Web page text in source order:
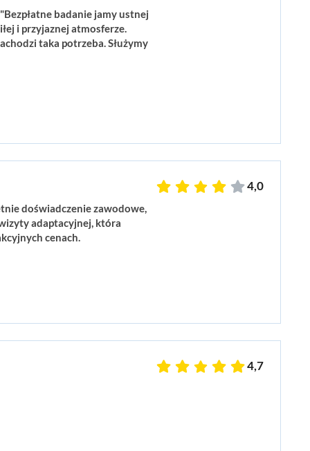
badanie jamy ustnej
i przyjaznej atmosferze.
taka potrzeba. Służymy
doświadczenie zawodowe,
adaptacyjnej, która
cenach.
4,0
4,7